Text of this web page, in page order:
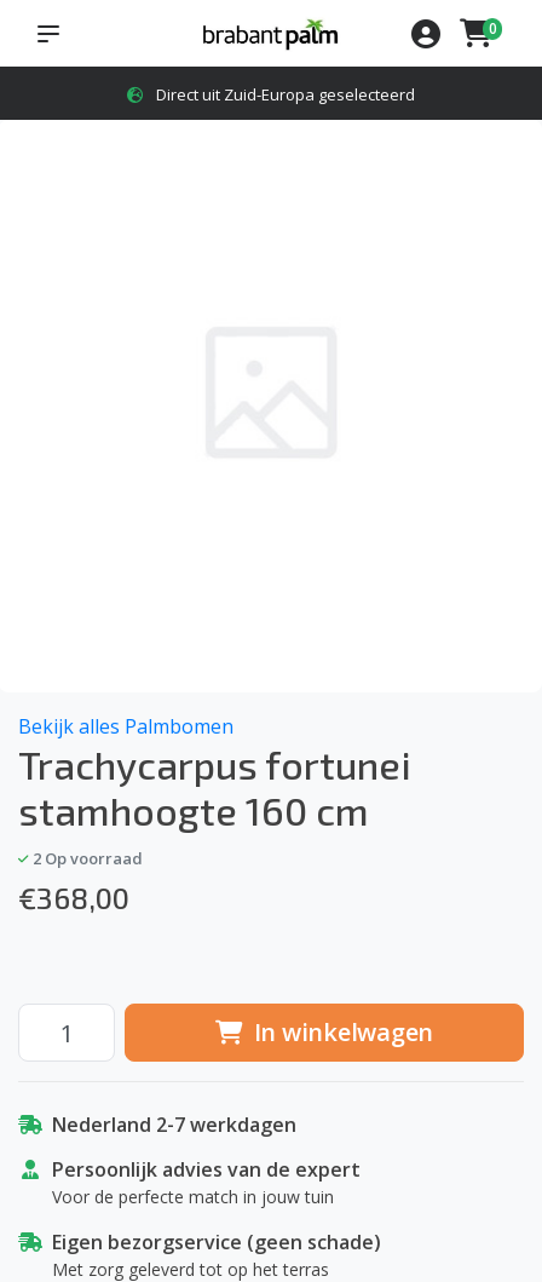
4,8 op Google reviews
0
Bekijk alles Palmbomen
Trachycarpus fortunei
stamhoogte 160 cm
2 Op voorraad
€368,00
In winkelwagen
Nederland 2-7 werkdagen
Persoonlijk advies van de expert
Voor de perfecte match in jouw tuin
Eigen bezorgservice (geen schade)
Met zorg geleverd tot op het terras